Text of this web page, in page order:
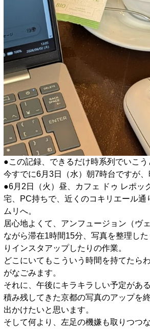
●この記録、できるだけ時系列でいこう
今すでに6月3日（水）朝7時台ですが、
●6月2日（火）昼、カフェ ドゥ レポッ
宅、PC持ちで、近くのコキリエール通
ムリへ。
居心地よくて、アンフュージョン（ヴ
ながら滞在1時間15分、写真を整理し
りインスタアップしたりの作業。
どこにいてもこういう時間を持てたら
がなごみます。
それに、午後にキラキラしい予定があ
積み残してきた京都の写真のアップを
出かけたいと思います。
そして何より、左足の機嫌も取りつつな